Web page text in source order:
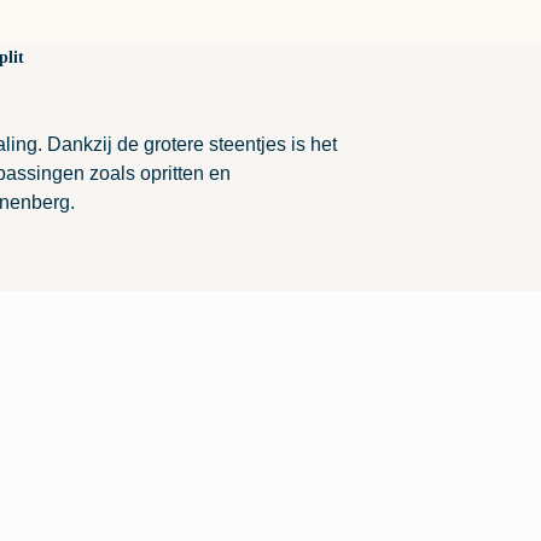
Dankzij de grotere steentjes is het
zoals opritten en